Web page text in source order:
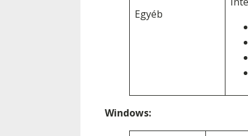
Egyéb
Windows: